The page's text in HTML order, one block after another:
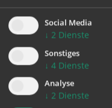
monatlichen Abende
insgesamt haben etwa
schwerhörig oder
Menschen
Social Media
↓ 2 Dienste
Sonstiges
↓ 4 Dienste
Analyse
↓ 2 Dienste